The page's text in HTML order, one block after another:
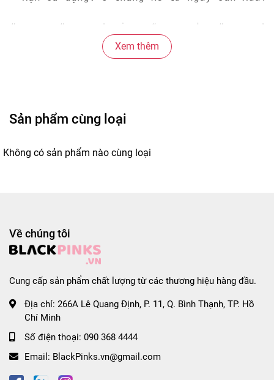
#nuocep #nuoceptraicay #nuocepdao
Xem thêm
Sản phẩm cùng loại
Không có sản phẩm nào cùng loại
Về chúng tôi
Cung cấp sản phẩm chất lượng từ các thương hiệu hàng đầu.
Địa chỉ: 266A Lê Quang Định, P. 11, Q. Bình Thạnh, TP. Hồ
Chí Minh
Số điện thoại: 090 368 4444
Email: BlackPinks.vn@gmail.com